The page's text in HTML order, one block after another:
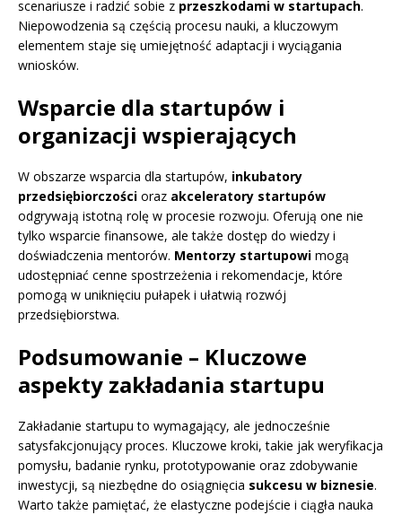
scenariusze i radzić sobie z przeszkodami w startupach.
Niepowodzenia są częścią procesu nauki, a kluczowym
elementem staje się umiejętność adaptacji i wyciągania
wniosków.
Wsparcie dla startupów i
organizacji wspierających
W obszarze wsparcia dla startupów, inkubatory
przedsiębiorczości oraz akceleratory startupów
odgrywają istotną rolę w procesie rozwoju. Oferują one nie
tylko wsparcie finansowe, ale także dostęp do wiedzy i
doświadczenia mentorów. Mentorzy startupowi mogą
udostępniać cenne spostrzeżenia i rekomendacje, które
pomogą w uniknięciu pułapek i ułatwią rozwój
przedsiębiorstwa.
Podsumowanie – Kluczowe
aspekty zakładania startupu
Zakładanie startupu to wymagający, ale jednocześnie
satysfakcjonujący proces. Kluczowe kroki, takie jak weryfikacja
pomysłu, badanie rynku, prototypowanie oraz zdobywanie
inwestycji, są niezbędne do osiągnięcia sukcesu w biznesie.
Warto także pamiętać, że elastyczne podejście i ciągła nauka